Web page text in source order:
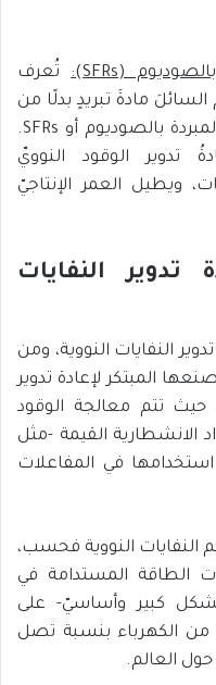
SFRs
):تُعرف
مادةَ تبريدٍ بدلًا من
الماء، باسم المفاعلات السريعة المبردة بالصوديوم أو SFRs.
تدوير الوقود النوويّ
ويطيل العمر الإنتاجيّ
تدوير النفايات
النفايات النووية، ومن
المبتكر لإعادة تدوير
حيث تتم معالجة الوقود
الانشطارية القيمة -مثل
استخدامها في المفاعلات
النفايات النووية فحسب،
الطاقة المستدامة في
بشكل كبير وأساسيّ- على
من الكهرباء بنسبة تصل